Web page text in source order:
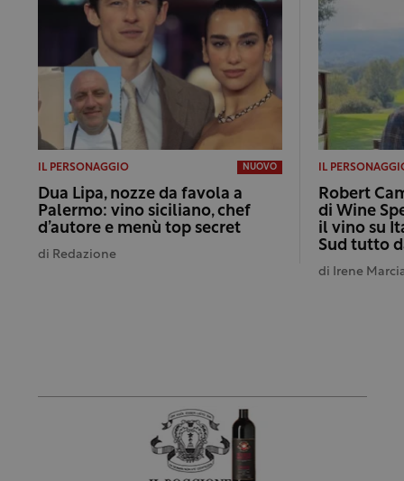
IL PERSONAGGIO NUOVO
Dua Lipa, nozze da favola a
Palermo: vino siciliano, chef
d’autore e menù top secret
di Redazione
IL
Robert
di Wine
il vino su
Sud tutto
di Irene